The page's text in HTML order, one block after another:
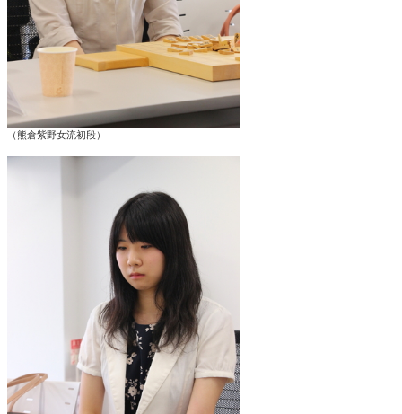
（熊倉紫野女流初段）